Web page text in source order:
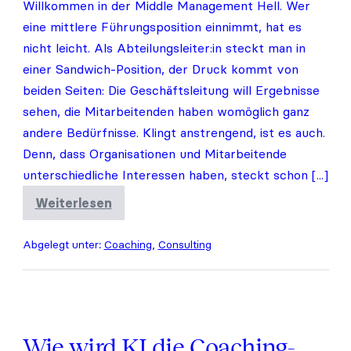
Willkommen in der Middle Management Hell. Wer
eine mittlere Führungsposition einnimmt, hat es
nicht leicht. Als Abteilungsleiter:in steckt man in
einer Sandwich-Position, der Druck kommt von
beiden Seiten: Die Geschäftsleitung will Ergebnisse
sehen, die Mitarbeitenden haben womöglich ganz
andere Bedürfnisse. Klingt anstrengend, ist es auch.
Denn, dass Organisationen und Mitarbeitende
unterschiedliche Interessen haben, steckt schon [...]
Weiterlesen
Was
macht
Middle
Hell
Abgelegt unter: Coaching, Consulting